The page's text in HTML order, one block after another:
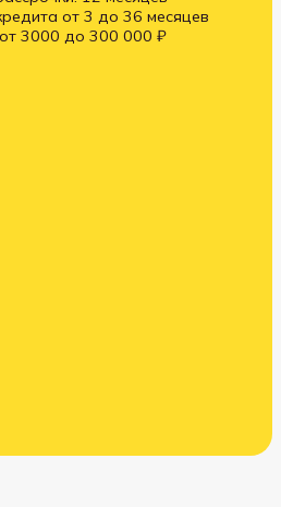
от 3 до 36 месяцев
3000 до 300 000 ₽